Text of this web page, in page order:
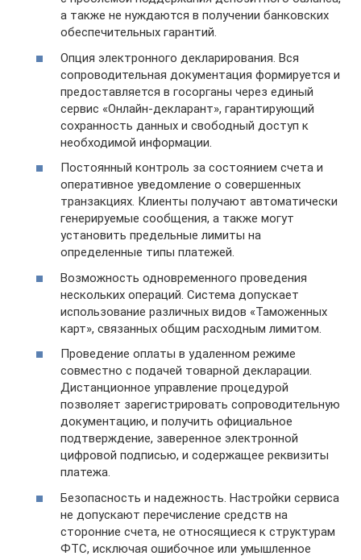
а также не нуждаются в получении банковских
обеспечительных гарантий.
Опция электронного декларирования. Вся
сопроводительная документация формируется и
предоставляется в госорганы через единый
сервис «Онлайн-декларант», гарантирующий
сохранность данных и свободный доступ к
необходимой информации.
Постоянный контроль за состоянием счета и
оперативное уведомление о совершенных
транзакциях. Клиенты получают автоматически
генерируемые сообщения, а также могут
установить предельные лимиты на
определенные типы платежей.
Возможность одновременного проведения
нескольких операций. Система допускает
использование различных видов «Таможенных
карт», связанных общим расходным лимитом.
Проведение оплаты в удаленном режиме
совместно с подачей товарной декларации.
Дистанционное управление процедурой
позволяет зарегистрировать сопроводительную
документацию, и получить официальное
подтверждение, заверенное электронной
цифровой подписью, и содержащее реквизиты
платежа.
Безопасность и надежность. Настройки сервиса
не допускают перечисление средств на
сторонние счета, не относящиеся к структурам
ФТС, исключая ошибочное или умышленное